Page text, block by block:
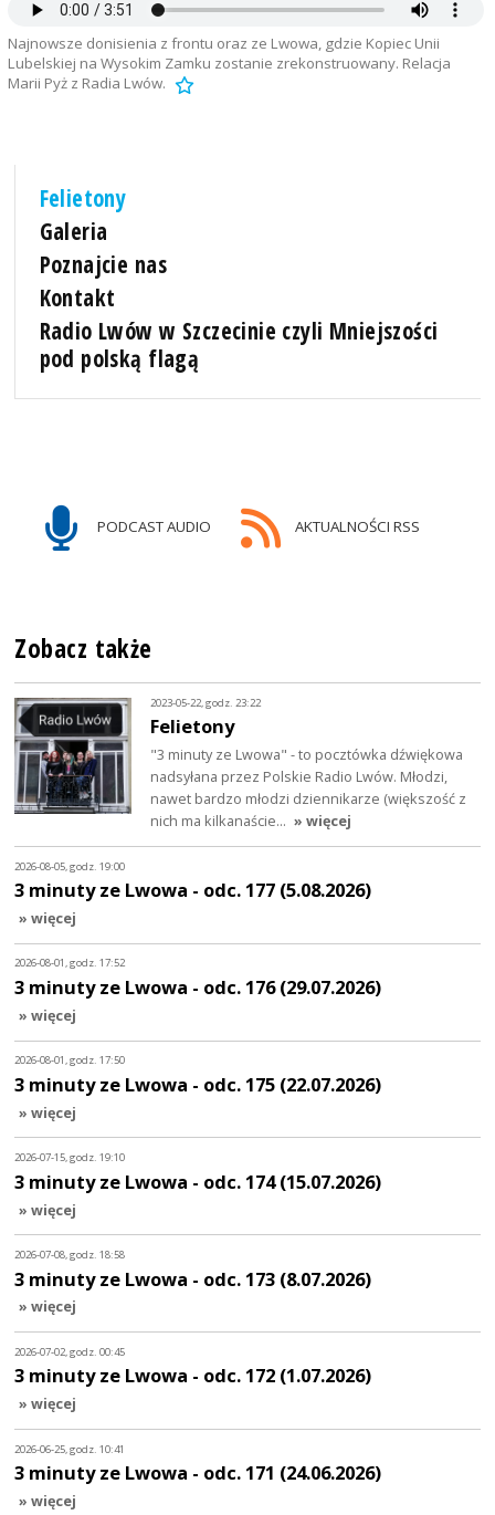
Najnowsze donisienia z frontu oraz ze Lwowa, gdzie Kopiec Unii
Lubelskiej na Wysokim Zamku zostanie zrekonstruowany. Relacja
Marii Pyż z Radia Lwów.
Felietony
Galeria
Poznajcie nas
Kontakt
Radio Lwów w Szczecinie czyli Mniejszości
pod polską flagą
PODCAST AUDIO AKTUALNOŚCI RSS
Zobacz także
2023-05-22, godz. 23:22
Felietony
"3 minuty ze Lwowa" - to pocztówka dźwiękowa
nadsyłana przez Polskie Radio Lwów. Młodzi,
nawet bardzo młodzi dziennikarze (większość z
nich ma kilkanaście… » więcej
2026-08-05, godz. 19:00
3 minuty ze Lwowa - odc. 177 (5.08.2026)
» więcej
2026-08-01, godz. 17:52
3 minuty ze Lwowa - odc. 176 (29.07.2026)
» więcej
2026-08-01, godz. 17:50
3 minuty ze Lwowa - odc. 175 (22.07.2026)
» więcej
2026-07-15, godz. 19:10
3 minuty ze Lwowa - odc. 174 (15.07.2026)
» więcej
2026-07-08, godz. 18:58
3 minuty ze Lwowa - odc. 173 (8.07.2026)
» więcej
2026-07-02, godz. 00:45
3 minuty ze Lwowa - odc. 172 (1.07.2026)
» więcej
2026-06-25, godz. 10:41
3 minuty ze Lwowa - odc. 171 (24.06.2026)
» więcej